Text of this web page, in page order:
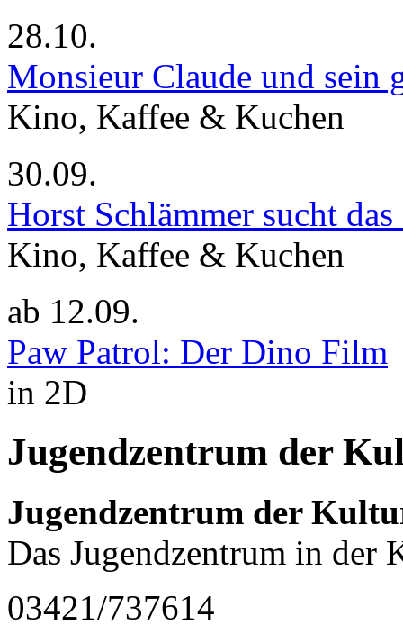
28.10.
Monsieur Claude und sein
Kino, Kaffee & Kuchen
30.09.
Horst Schlämmer sucht
Kino, Kaffee & Kuchen
ab 12.09.
Paw Patrol: Der Dino Film
in 2D
Jugendzentrum der
Jugendzentrum der
Das Jugendzentrum in der
03421/737614